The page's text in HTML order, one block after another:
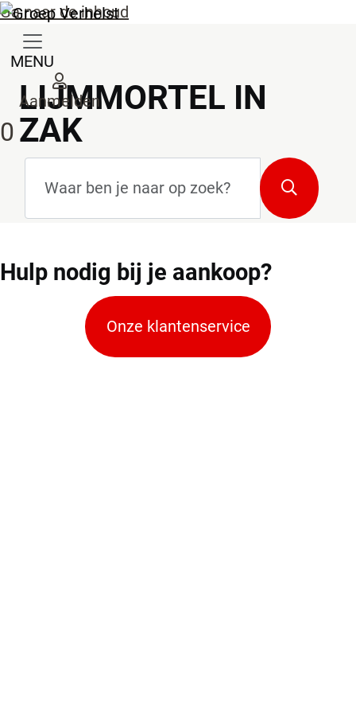
Ga naar de inhoud
MENU
Aanmelden
0
Zoeken
LIJMMORTEL IN
ZAK
Hulp nodig bij je aankoop?
Onze klantenservice